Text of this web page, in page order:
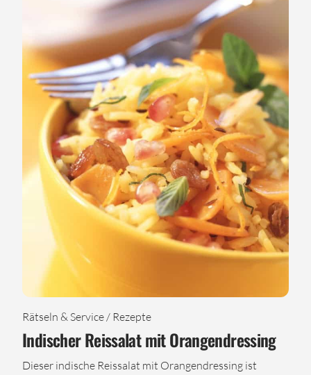
Rätseln & Service / Rezepte
Indischer Reissalat mit Orangendressing
Dieser indische Reissalat mit Orangendressing ist